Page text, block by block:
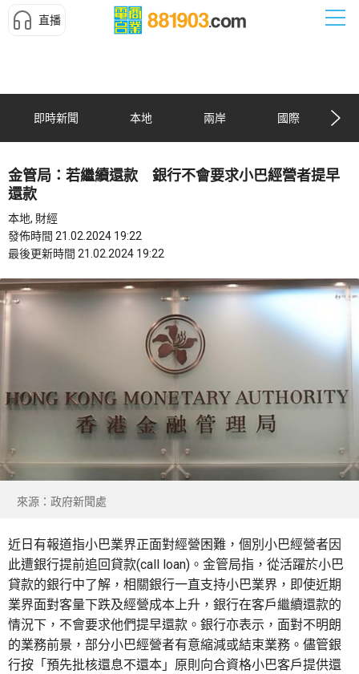
直播
即時新聞 本地 兩岸 國際
金管局：若繼續還款 銀行不會要求小巴經營者提早
還款
本地, 財經
發佈時間 21.02.2024 19:22
最後更新時間 21.02.2024 19:22
來源：政府新聞處
近日有報道指小巴業界正面對經營困難，個別小巴經營者因
此遭銀行提前追回貸款(call loan)。金管局指，從活躍於小巴
貸款的銀行中了解，相關銀行一直支持小巴業界，即使近期
業界面對客量下跌及經營成本上升，銀行在客戶繼續還款的
情況下，不會要求他們提早還款。銀行亦表示，面對不明朗
的業務前景，部分小巴經營者有意縮減或結束業務。儘管銀
行按「預先批核還息不還本」原則向合資格小巴客戶提供還